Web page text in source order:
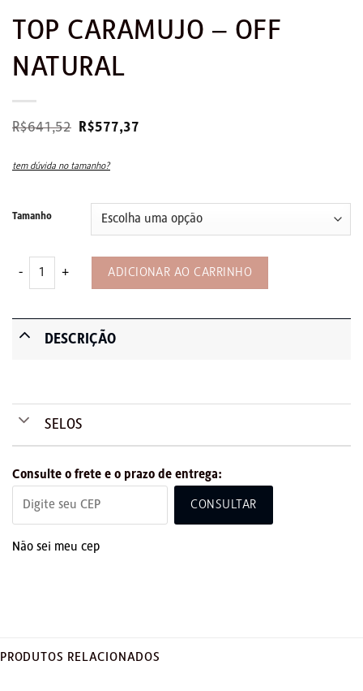
TOP CARAMUJO – OFF
NATURAL
R$641,52
O
era:
R$577,37
tem dúvida no tamanho?
Tamanho
ADICIONAR AO CARRINHO
DESCRIÇÃO
SELOS
Consulte o frete e o prazo de entrega:
CONSULTAR
Não sei meu cep
PRODUTOS RELACIONADOS